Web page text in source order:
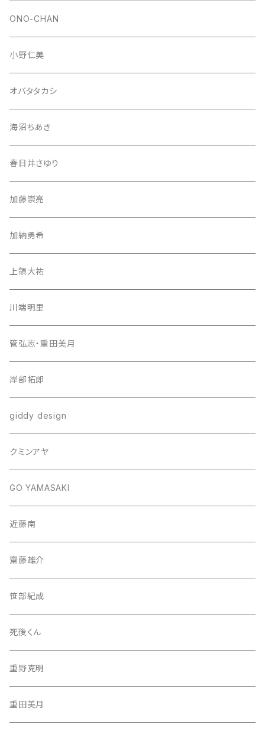
ONO-CHAN
小野仁美
オバタタカシ
海沼ちあき
春日井さゆり
加藤崇亮
加納勇希
上領大祐
川端明里
管弘志・重田美月
岸部拓郎
giddy design
クミンアヤ
GO YAMASAKI
近藤南
齋藤雄介
笹部紀成
死後くん
重野克明
重田美月